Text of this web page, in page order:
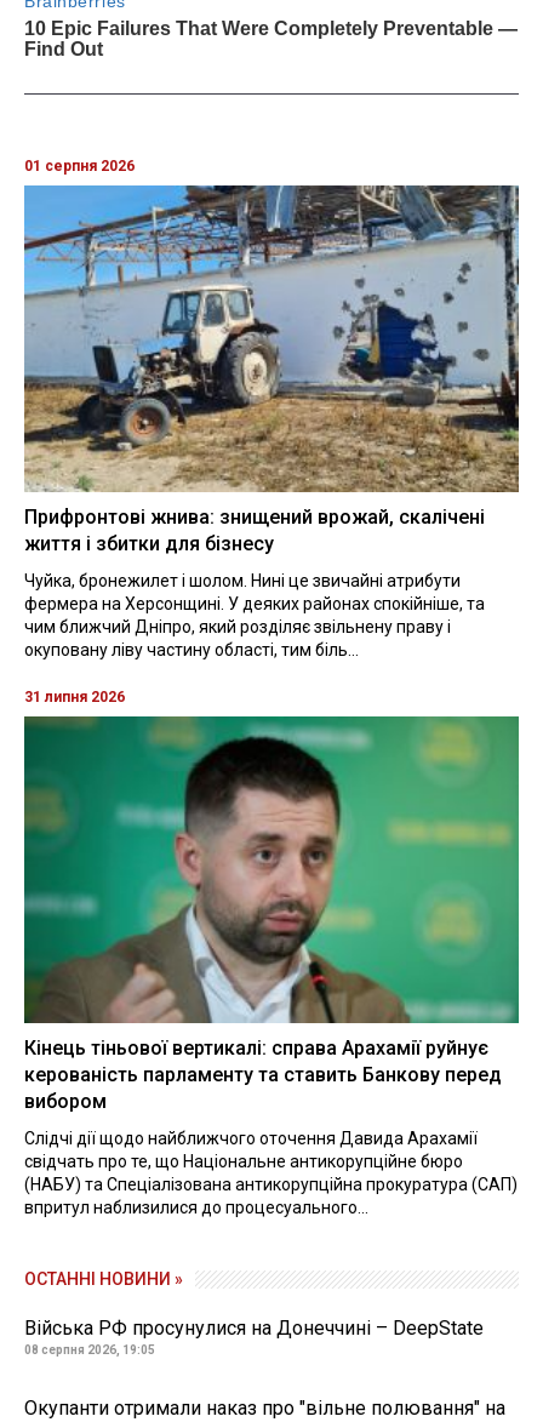
01 серпня 2026
Прифронтові жнива: знищений врожай, скалічені
життя і збитки для бізнесу
Чуйка, бронежилет і шолом. Нині це звичайні атрибути
фермера на Херсонщині. У деяких районах спокійніше, та
чим ближчий Дніпро, який розділяє звільнену праву і
окуповану ліву частину області, тим біль...
31 липня 2026
Кінець тіньової вертикалі: справа Арахамії руйнує
керованість парламенту та ставить Банкову перед
вибором
Слідчі дії щодо найближчого оточення Давида Арахамії
свідчать про те, що Національне антикорупційне бюро
(НАБУ) та Спеціалізована антикорупційна прокуратура (САП)
впритул наблизилися до процесуального...
ОСТАННІ НОВИНИ »
Війська РФ просунулися на Донеччині – DeepState
08 серпня 2026, 19:05
Окупанти отримали наказ про "вільне полювання" на